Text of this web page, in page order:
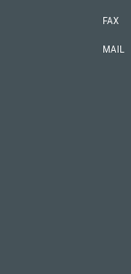
FAX
MAIL